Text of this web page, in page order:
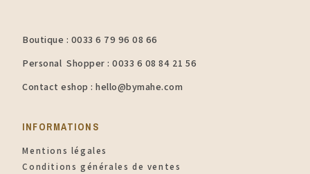
Boutique : 0033 6 79 96 08 66
Personal Shopper : 0033 6 08 84 21 56
Contact eshop : hello@bymahe.com
INFORMATIONS​
Mentions légales
Conditions générales de ventes